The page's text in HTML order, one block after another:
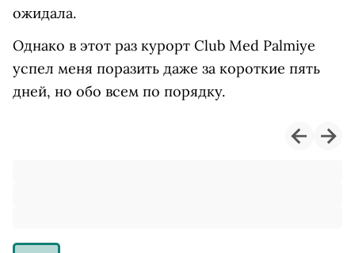
ожидала.
Однако в этот раз курорт Club Med Palmiye
успел меня поразить даже за короткие пять
дней, но обо всем по порядку.